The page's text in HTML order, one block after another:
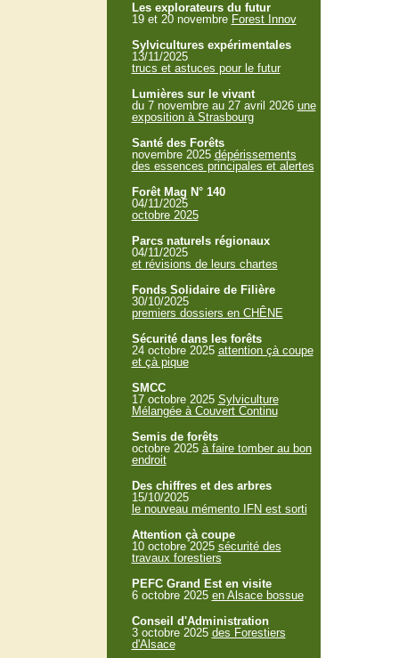
Les explorateurs du futur
19 et 20 novembre Forest Innov
Sylvicultures expérimentales
13/11/2025
trucs et astuces pour le futur
Lumières sur le vivant
du 7 novembre au 27 avril 2026 une
exposition à Strasbourg
Santé des Forêts
novembre 2025 dépérissements
des essences principales et alertes
Forêt Mag N° 140
04/11/2025
octobre 2025
Parcs naturels régionaux
04/11/2025
et révisions de leurs chartes
Fonds Solidaire de Filière
30/10/2025
premiers dossiers en CHÊNE
Sécurité dans les forêts
24 octobre 2025 attention çà coupe
et çà pique
SMCC
17 octobre 2025 Sylviculture
Mélangée à Couvert Continu
Semis de forêts
octobre 2025 à faire tomber au bon
endroit
Des chiffres et des arbres
15/10/2025
le nouveau mémento IFN est sorti
Attention çà coupe
10 octobre 2025 sécurité des
travaux forestiers
PEFC Grand Est en visite
6 octobre 2025 en Alsace bossue
Conseil d'Administration
3 octobre 2025 des Forestiers
d'Alsace